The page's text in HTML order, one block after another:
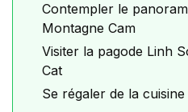
Contempler le
Montagne Cam
Visiter la pagode Linh
Cat
Se régaler de la